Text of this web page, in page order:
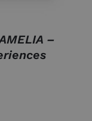
–